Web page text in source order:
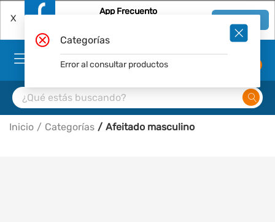
X
App Frecuento
Inicio Categorías Afeitado masculino
Categorías
Error al consultar productos